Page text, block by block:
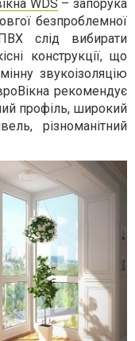
WDS – запорука
безпроблемної
слід вибирати
конструкції, що
звукоізоляцію
рекомендує
профіль, широкий
різноманітний